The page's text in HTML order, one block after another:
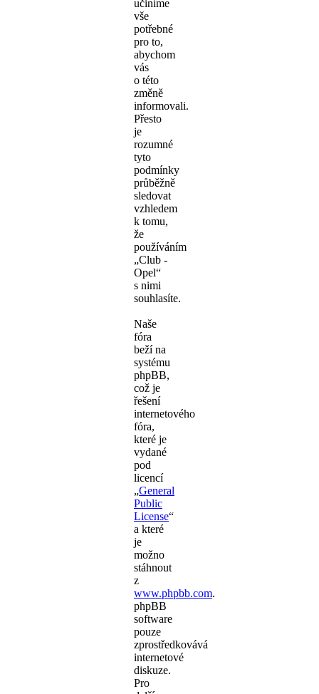
učiníme
vše
potřebné
pro to,
abychom
vás
o této
změně
informovali.
Přesto
je
rozumné
tyto
podmínky
průběžně
sledovat
vzhledem
k tomu,
že
používáním
„Club -
Opel“
s nimi
souhlasíte.
Naše
fóra
beží na
systému
phpBB,
což je
řešení
internetového
fóra,
které je
vydané
pod
licencí
„General
Public
License“
a které
je
možno
stáhnout
z
www.phpbb.com.
phpBB
software
pouze
zprostředkovává
internetové
diskuze.
Pro